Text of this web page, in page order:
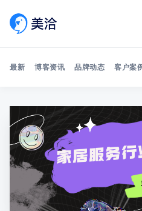
最新 博客资讯 品牌动态 客户案